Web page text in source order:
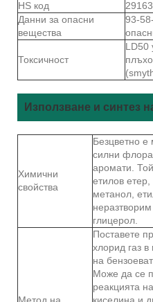
HS код
Данни за опасни
вещества
93-
Токсичност
LD50
Използване и синтез
Химични
свойства
Безцветно е
силни
аромати.
етилов
метанол,
глицерол.
Метод на
Поставете
хлорид газ
на
Може да се
реакцията
киселина и